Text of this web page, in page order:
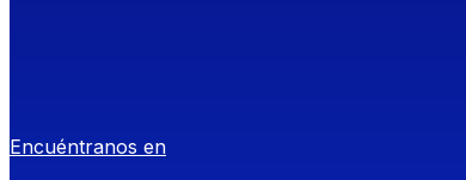
Encuéntranos en